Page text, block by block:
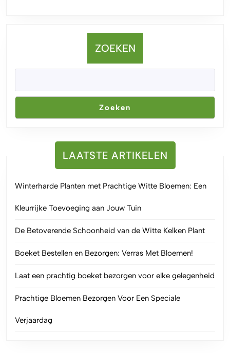
ZOEKEN
Zoeken
LAATSTE ARTIKELEN
Winterharde Planten met Prachtige Witte Bloemen: Een
Kleurrijke Toevoeging aan Jouw Tuin
De Betoverende Schoonheid van de Witte Kelken Plant
Boeket Bestellen en Bezorgen: Verras Met Bloemen!
Laat een prachtig boeket bezorgen voor elke gelegenheid
Prachtige Bloemen Bezorgen Voor Een Speciale
Verjaardag